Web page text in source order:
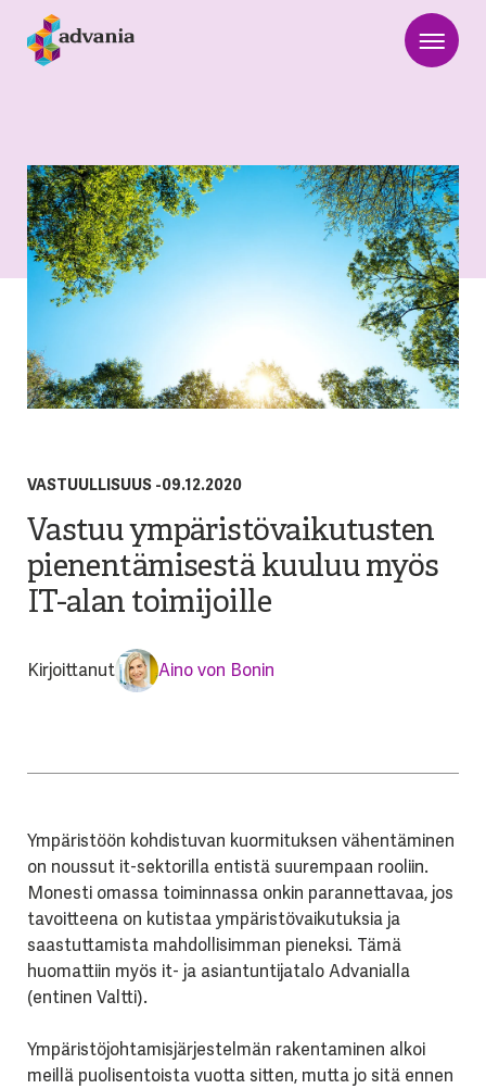
VASTUULLISUUS -09.12.2020
Vastuu ympäristövaikutusten
pienentämisestä kuuluu myös
IT-alan toimijoille
Kirjoittanut Aino von Bonin
Ympäristöön kohdistuvan kuormituksen vähentäminen
on noussut it-sektorilla entistä suurempaan rooliin.
Monesti omassa toiminnassa onkin parannettavaa, jos
tavoitteena on kutistaa ympäristövaikutuksia ja
saastuttamista mahdollisimman pieneksi. Tämä
huomattiin myös it- ja asiantuntijatalo Advanialla
(entinen Valtti).
Ympäristöjohtamisjärjestelmän rakentaminen alkoi
meillä puolisentoista vuotta sitten, mutta jo sitä ennen